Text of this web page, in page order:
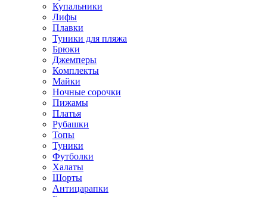
Купальники
Лифы
Плавки
Туники для пляжа
Брюки
Джемперы
Комплекты
Майки
Ночные сорочки
Пижамы
Платья
Рубашки
Топы
Туники
Футболки
Халаты
Шорты
Антицарапки